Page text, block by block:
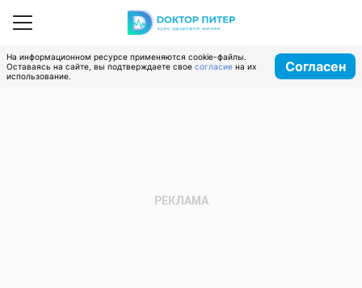
На информационном ресурсе применяются cookie-файлы.
Оставаясь на сайте, вы подтверждаете свое согласие на их
использование.
Согласен